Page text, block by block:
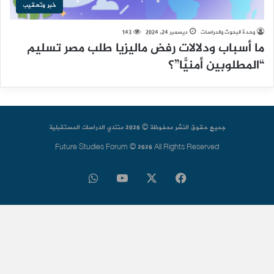
خبر وتعقيب
وحدة البحوث والدراسات ديسمبر 24, 2024 143
ما أسباب ودلالات رفض ماليزيا طلب مصر تسليم
“المطلوبين أمنيًّا”؟
جميع حقوق النشر محفوظة © 2026 منتدي الدراسات المستقبلية
Future Studies Forum © 2026 All Rights Reserved
فيسبوك ‫YouTube